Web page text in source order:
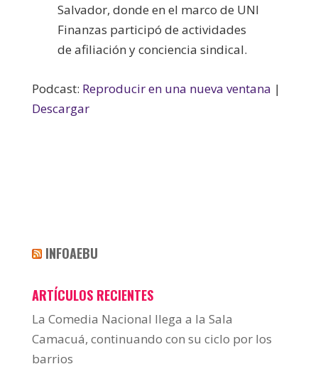
Salvador, donde en el marco de UNI
Finanzas participó de actividades
de afiliación y conciencia sindical.
Podcast: Reproducir en una nueva ventana |
Descargar
INFOAEBU
ARTÍCULOS RECIENTES
La Comedia Nacional llega a la Sala
Camacuá, continuando con su ciclo por los
barrios